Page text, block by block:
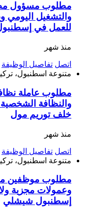
مطلوب مسؤول
والتشغيل اليومي
للعمل في
منذ شهر
اتصل تفاصيل الوظيفة
متنوعة اسطنبول،
مطلوب عاملة
والنظافة
خلف توريم مول
منذ شهر
اتصل تفاصيل الوظيفة
متنوعة اسطنبول،
مطلوب موظفين
وعمولات مجزية
إسطنبول شيشلي